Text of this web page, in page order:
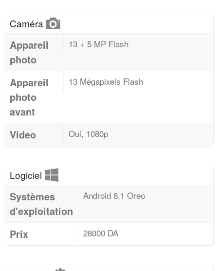
Caméra
Appareil
photo
13 + 5 MP Flash
Appareil
photo
avant
13 Mégapixels Flash
Video Oui, 1080p
Logiciel
Systèmes
d'exploitation
Android 8.1 Oreo
Prix 28000 DA